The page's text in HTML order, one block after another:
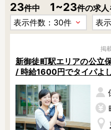
23件中 1~23件の求
掲
新御徒町駅エリアの公立
/ 時給1600円でタイパよ
職種
保育士
放課後児童支援員
栄養士
調理補助
保育事務